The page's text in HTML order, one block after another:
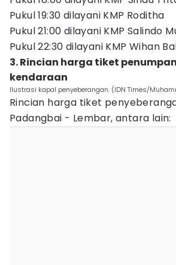
Pukul 19:30 dilayani KMP Roditha
Pukul 21:00 dilayani KMP Salindo
Pukul 22:30 dilayani KMP Wihan
3. Rincian harga tiket
kendaraan
Ilustrasi kapal penyeberangan. (IDN Times/
Rincian harga tiket
Padangbai - Lembar, antara lain: